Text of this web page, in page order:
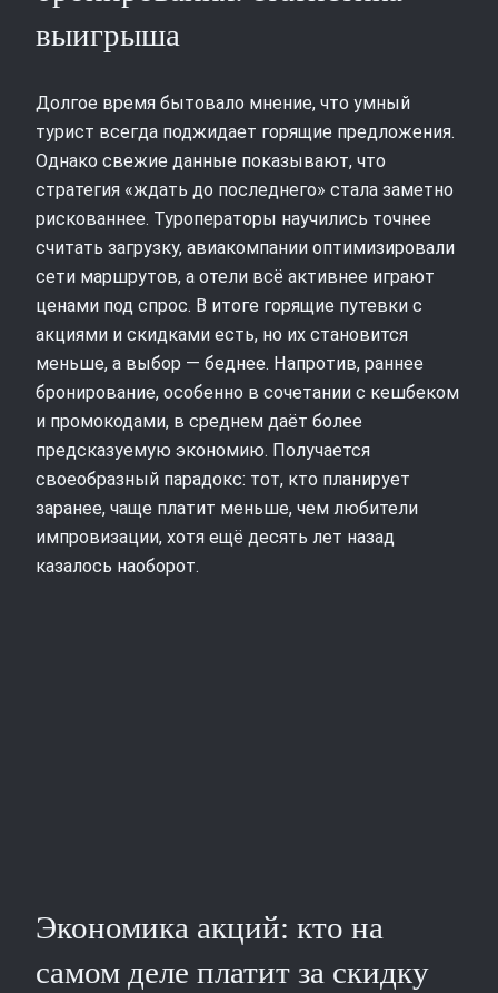
выигрыша
Долгое время бытовало мнение, что умный
турист всегда поджидает горящие предложения.
Однако свежие данные показывают, что
стратегия «ждать до последнего» стала заметно
рискованнее. Туроператоры научились точнее
считать загрузку, авиакомпании оптимизировали
сети маршрутов, а отели всё активнее играют
ценами под спрос. В итоге горящие путевки с
акциями и скидками есть, но их становится
меньше, а выбор — беднее. Напротив, раннее
бронирование, особенно в сочетании с кешбеком
и промокодами, в среднем даёт более
предсказуемую экономию. Получается
своеобразный парадокс: тот, кто планирует
заранее, чаще платит меньше, чем любители
импровизации, хотя ещё десять лет назад
казалось наоборот.
Экономика акций: кто на
самом деле платит за скидку